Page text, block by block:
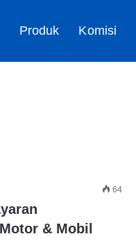
Produk Komisi
64
& Mobil